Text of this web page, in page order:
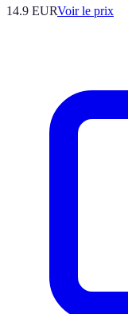
14.9 EURVoir le prix